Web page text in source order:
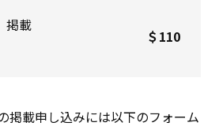
掲載
＄110
掲載申し込みには以下のフォーム